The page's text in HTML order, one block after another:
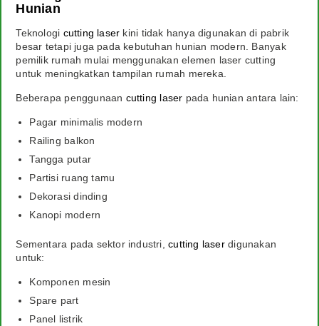
Hunian
Teknologi cutting laser kini tidak hanya digunakan di pabrik
besar tetapi juga pada kebutuhan hunian modern. Banyak
pemilik rumah mulai menggunakan elemen laser cutting
untuk meningkatkan tampilan rumah mereka.
Beberapa penggunaan cutting laser pada hunian antara lain:
Pagar minimalis modern
Railing balkon
Tangga putar
Partisi ruang tamu
Dekorasi dinding
Kanopi modern
Sementara pada sektor industri,cutting laserdigunakan
untuk:
Komponen mesin
Spare part
Panel listrik